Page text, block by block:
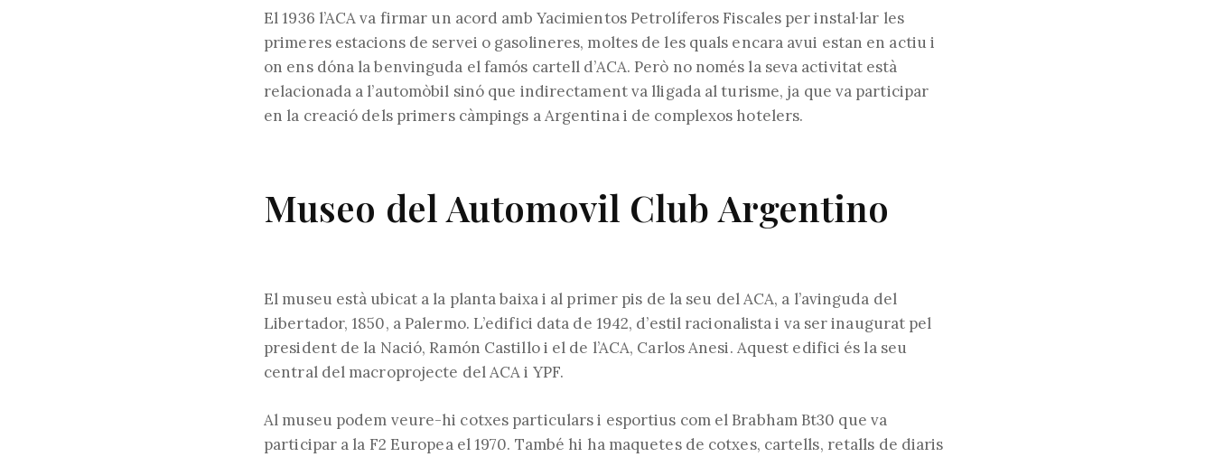
El 1936 l’ACA va firmar un acord amb Yacimientos Petrolíferos Fiscales per instal·lar les
primeres estacions de servei o gasolineres, moltes de les quals encara avui estan en actiu i
on ens dóna la benvinguda el famós cartell d’ACA. Però no només la seva activitat està
relacionada a l’automòbil sinó que indirectament va lligada al turisme, ja que va participar
en la creació dels primers càmpings a Argentina i de complexos hotelers.
Museo del Automovil Club Argentino
El museu està ubicat a la planta baixa i al primer pis de la seu del ACA, a l’avinguda del
Libertador, 1850, a Palermo. L’edifici data de 1942, d’estil racionalista i va ser inaugurat pel
president de la Nació, Ramón Castillo i el de l’ACA, Carlos Anesi. Aquest edifici és la seu
central del macroprojecte del ACA i YPF.
Al museu podem veure-hi cotxes particulars i esportius com el Brabham Bt30 que va
participar a la F2 Europea el 1970. També hi ha maquetes de cotxes, cartells, retalls de diaris